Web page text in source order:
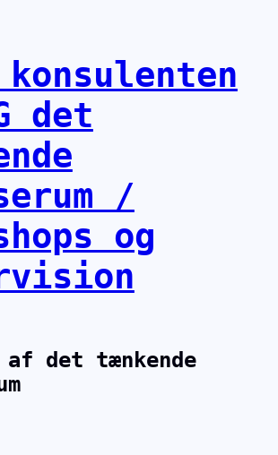
konsulenten
det
/
og
af det tænkende